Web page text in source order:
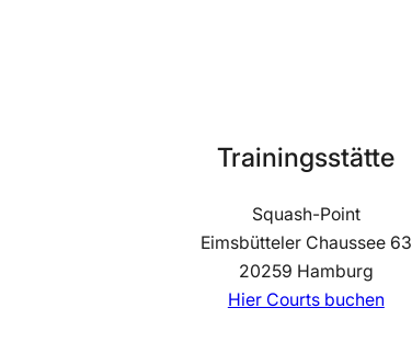
Trainingsstätte
Squash-Point
Eimsbütteler Chaussee 63
20259 Hamburg
Hier Courts buchen